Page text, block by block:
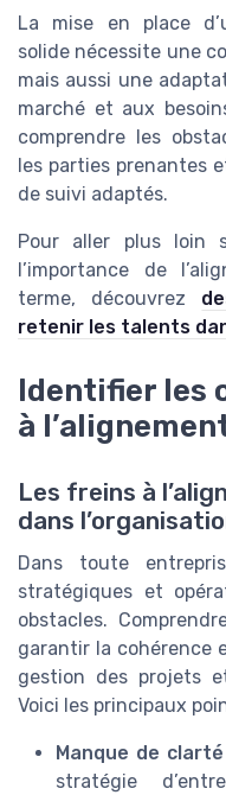
La mise en place
solide nécessite une
mais aussi une
marché et aux
comprendre les
les parties prenantes
de suivi adaptés.
Pour aller plus loin
l’importance de
terme, découvrez
retenir les talents
Identifier les
à
Les freins à
dans
Dans toute
stratégiques et
obstacles.
garantir la cohérence
gestion des projets
Voici les principaux
Manque de
stratégie